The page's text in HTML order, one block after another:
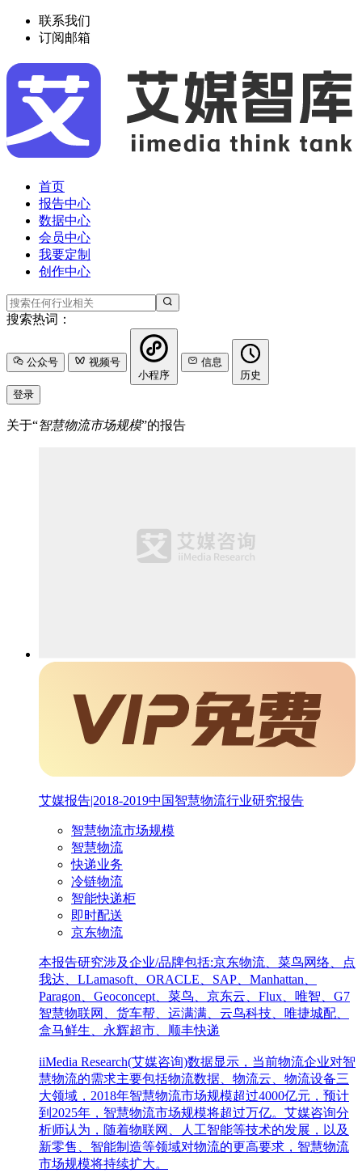
联系我们
订阅邮箱
首页
报告中心
数据中心
会员中心
我要定制
创作中心
搜索热词：
公众号
视频号
小程序
信息
历史
登录
关于“智慧物流市场规模”的报告
艾媒报告|2018-2019中国智慧物流行业研究报告
智慧物流市场规模
智慧物流
快递业务
冷链物流
智能快递柜
即时配送
京东物流
本报告研究涉及企业/品牌包括:京东物流、菜鸟网络、点
我达、LLamasoft、ORACLE、SAP、Manhattan、
Paragon、Geoconcept、菜鸟、京东云、Flux、唯智、G7
智慧物联网、货车帮、运满满、云鸟科技、唯捷城配、
盒马鲜生、永辉超市、顺丰快递
iiMedia Research(艾媒咨询)数据显示，当前物流企业对智
慧物流的需求主要包括物流数据、物流云、物流设备三
大领域，2018年智慧物流市场规模超过4000亿元，预计
到2025年，智慧物流市场规模将超过万亿。艾媒咨询分
析师认为，随着物联网、人工智能等技术的发展，以及
新零售、智能制造等领域对物流的更高要求，智慧物流
市场规模将持续扩大。